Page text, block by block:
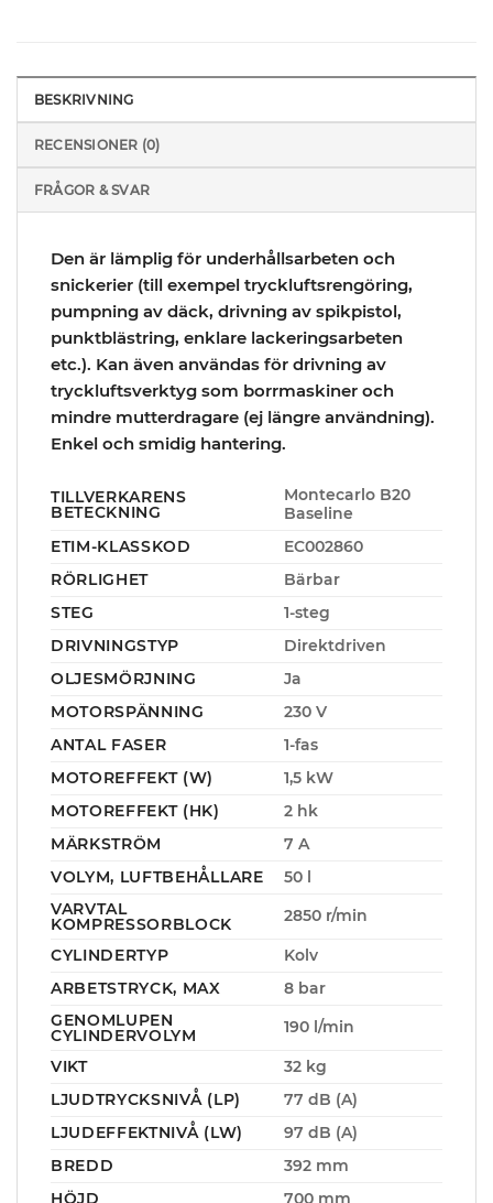
BESKRIVNING
RECENSIONER (0)
FRÅGOR & SVAR
Den är lämplig för underhållsarbeten och
snickerier (till exempel tryckluftsrengöring,
pumpning av däck, drivning av spikpistol,
punktblästring, enklare lackeringsarbeten
etc.). Kan även användas för drivning av
tryckluftsverktyg som borrmaskiner och
mindre mutterdragare (ej längre användning).
Enkel och smidig hantering.
TILLVERKARENS
BETECKNING
Montecarlo B20
Baseline
ETIM-KLASSKOD
EC002860
RÖRLIGHET
Bärbar
STEG
1-steg
DRIVNINGSTYP
Direktdriven
OLJESMÖRJNING
Ja
MOTORSPÄNNING
230 V
ANTAL FASER
1-fas
MOTOREFFEKT (W)
1,5 kW
MOTOREFFEKT (HK)
2 hk
MÄRKSTRÖM
7 A
VOLYM, LUFTBEHÅLLARE
50 l
VARVTAL
KOMPRESSORBLOCK
2850 r/min
CYLINDERTYP
Kolv
ARBETSTRYCK, MAX
8 bar
GENOMLUPEN
CYLINDERVOLYM
190 l/min
VIKT
32 kg
LJUDTRYCKSNIVÅ (LP)
77 dB (A)
LJUDEFFEKTNIVÅ (LW)
97 dB (A)
BREDD
392 mm
HÖJD
700 mm